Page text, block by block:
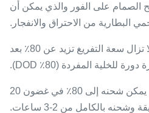
الصمام على الفور والذي يمكن أن
البطارية من الاحتراق والانفجار.
(5) مدة حياة جيدة للدورة ، لا تزال سعة التفريغ تزيد عن 80٪ بعد
يمكن شحنه إلى 80٪ في غضون 20
وشحنه بالكامل من 2-3 ساعات.